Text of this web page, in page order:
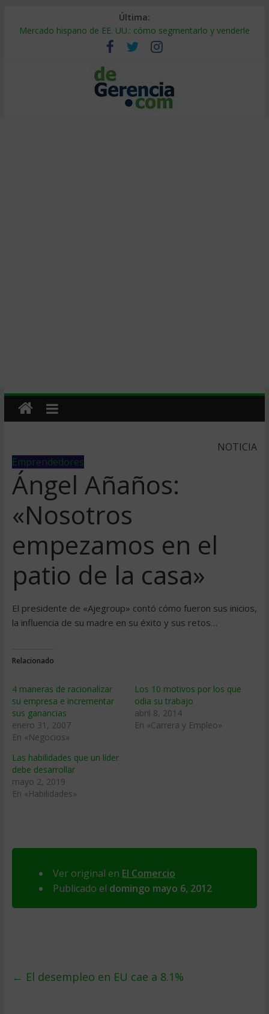
Última:
Mercado hispano de EE. UU.: cómo segmentarlo y venderle
Stablecoins para empresas: cómo pagar y cobrar en 2026
Despido silencioso: qué es y por qué sale tan caro
IA en selección de personal: cómo auditarla a tiempo
Trabajo forzoso en la cadena de suministro: qué hacer
NOTICIA
Emprendedores
Ángel Añaños:
«Nosotros
empezamos en el
patio de la casa»
El presidente de «Ajegroup» contó cómo fueron sus inicios,
la influencia de su madre en su éxito y sus retos…
Relacionado
4 maneras de racionalizar
su empresa e incrementar
sus ganancias
enero 31, 2007
En «Negocios»
Los 10 motivos por los que
odia su trabajo
abril 8, 2014
En «Carrera y Empleo»
Las habilidades que un líder
debe desarrollar
mayo 2, 2019
En «Habilidades»
Ver original en El Comercio
Publicado el domingo mayo 6, 2012
← El desempleo en EU cae a 8.1%